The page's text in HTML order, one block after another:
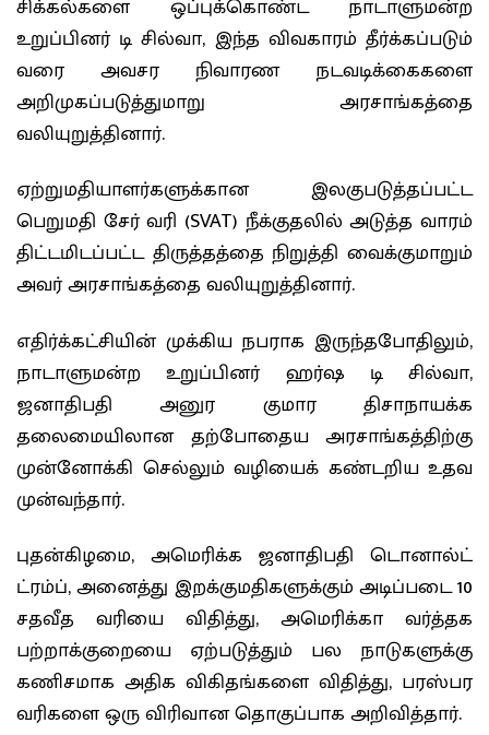
சிக்கல்களை ஒப்புக்கொண்ட நாடாளுமன்ற
உறுப்பினர் டி சில்வா, இந்த விவகாரம் தீர்க்கப்படும்
வரை அவசர நிவாரண நடவடிக்கைகளை
அறிமுகப்படுத்துமாறு அரசாங்கத்தை
வலியுறுத்தினார்.
ஏற்றுமதியாளர்களுக்கான இலகுபடுத்தப்பட்ட
பெறுமதி சேர் வரி (SVAT) நீக்குதலில் அடுத்த வாரம்
திட்டமிடப்பட்ட திருத்தத்தை நிறுத்தி வைக்குமாறும்
அவர் அரசாங்கத்தை வலியுறுத்தினார்.
எதிர்க்கட்சியின் முக்கிய நபராக இருந்தபோதிலும்,
நாடாளுமன்ற உறுப்பினர் ஹர்ஷ டி சில்வா,
ஜனாதிபதி அனுர குமார திசாநாயக்க
தலைமையிலான தற்போதைய அரசாங்கத்திற்கு
முன்னோக்கி செல்லும் வழியைக் கண்டறிய உதவ
முன்வந்தார்.
புதன்கிழமை, அமெரிக்க ஜனாதிபதி டொனால்ட்
ட்ரம்ப், அனைத்து இறக்குமதிகளுக்கும் அடிப்படை 10
சதவீத வரியை விதித்து, அமெரிக்கா வர்த்தக
பற்றாக்குறையை ஏற்படுத்தும் பல நாடுகளுக்கு
கணிசமாக அதிக விகிதங்களை விதித்து, பரஸ்பர
வரிகளை ஒரு விரிவான தொகுப்பாக அறிவித்தார்.